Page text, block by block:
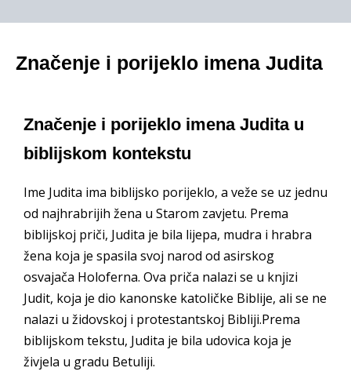
Značenje i porijeklo imena Judita
Značenje i porijeklo imena Judita u
biblijskom kontekstu
Ime Judita ima biblijsko porijeklo, a veže se uz jednu
od najhrabrijih žena u Starom zavjetu. Prema
biblijskoj priči, Judita je bila lijepa, mudra i hrabra
žena koja je spasila svoj narod od asirskog
osvajača Holoferna. Ova priča nalazi se u knjizi
Judit, koja je dio kanonske katoličke Biblije, ali se ne
nalazi u židovskoj i protestantskoj Bibliji.Prema
biblijskom tekstu, Judita je bila udovica koja je
živjela u gradu Betuliji.